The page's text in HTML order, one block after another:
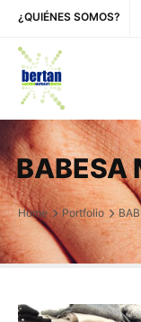
¿QUIÉNES SOMOS?
BABESA
Home Portfolio